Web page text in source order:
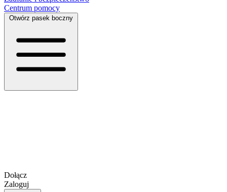
Centrum pomocy
Otwórz pasek boczny
Dołącz
Zaloguj